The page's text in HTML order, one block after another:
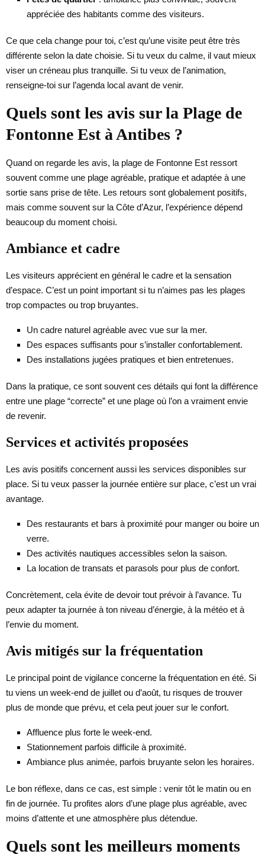
appréciée des habitants comme des visiteurs.
Ce que cela change pour toi, c’est qu’une visite peut être très
différente selon la date choisie. Si tu veux du calme, il vaut mieux
viser un créneau plus tranquille. Si tu veux de l’animation,
renseigne-toi sur l’agenda local avant de venir.
Quels sont les avis sur la Plage de
Fontonne Est à Antibes ?
Quand on regarde les avis, la plage de Fontonne Est ressort
souvent comme une plage agréable, pratique et adaptée à une
sortie sans prise de tête. Les retours sont globalement positifs,
mais comme souvent sur la Côte d’Azur, l’expérience dépend
beaucoup du moment choisi.
Ambiance et cadre
Les visiteurs apprécient en général le cadre et la sensation
d’espace. C’est un point important si tu n’aimes pas les plages
trop compactes ou trop bruyantes.
Un cadre naturel agréable avec vue sur la mer.
Des espaces suffisants pour s’installer confortablement.
Des installations jugées pratiques et bien entretenues.
Dans la pratique, ce sont souvent ces détails qui font la différence
entre une plage “correcte” et une plage où l’on a vraiment envie
de revenir.
Services et activités proposées
Les avis positifs concernent aussi les services disponibles sur
place. Si tu veux passer la journée entière sur place, c’est un vrai
avantage.
Des restaurants et bars à proximité pour manger ou boire un
verre.
Des activités nautiques accessibles selon la saison.
La location de transats et parasols pour plus de confort.
Concrètement, cela évite de devoir tout prévoir à l’avance. Tu
peux adapter ta journée à ton niveau d’énergie, à la météo et à
l’envie du moment.
Avis mitigés sur la fréquentation
Le principal point de vigilance concerne la fréquentation en été. Si
tu viens un week-end de juillet ou d’août, tu risques de trouver
plus de monde que prévu, et cela peut jouer sur le confort.
Affluence plus forte le week-end.
Stationnement parfois difficile à proximité.
Ambiance plus animée, parfois bruyante selon les horaires.
Le bon réflexe, dans ce cas, est simple : venir tôt le matin ou en
fin de journée. Tu profites alors d’une plage plus agréable, avec
moins d’attente et une atmosphère plus détendue.
Quels sont les meilleurs moments